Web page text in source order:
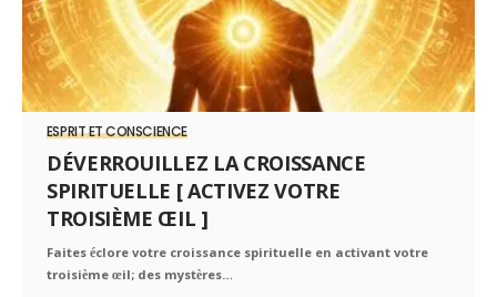
ESPRIT ET CONSCIENCE
DÉVERROUILLEZ LA CROISSANCE
SPIRITUELLE [ ACTIVEZ VOTRE
TROISIÈME ŒIL ]
Faites éclore votre croissance spirituelle en activant votre
troisième œil; des mystères…